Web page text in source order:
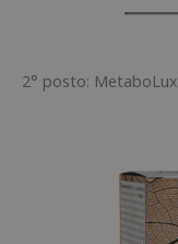
2° posto: MetaboLux